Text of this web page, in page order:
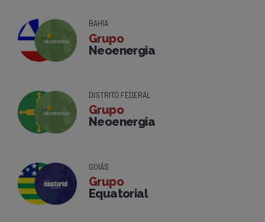
BAHIA
Grupo
Neoenergia
DISTRITO FEDERAL
Grupo
Neoenergia
GOIÁS
Grupo
Equatorial